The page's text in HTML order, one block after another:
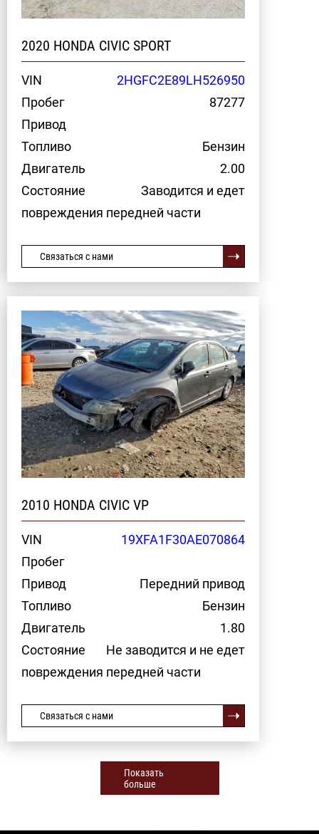
2020 HONDA CIVIC SPORT
VIN
2HGFC2E89LH526950
Пробег
87277
Привод
Топливо
Бензин
Двигатель
2.00
Состояние
Заводится и едет
повреждения передней части
Связаться с нами
2010 HONDA CIVIC VP
VIN
19XFA1F30AE070864
Пробег
Привод
Передний привод
Топливо
Бензин
Двигатель
1.80
Состояние
Не заводится и не едет
повреждения передней части
Связаться с нами
Показать
больше